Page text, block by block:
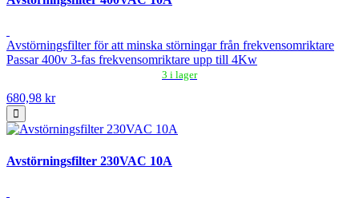
Avstörningsfilter för att minska störningar från frekvensomriktare
Passar 400v 3-fas frekvensomriktare upp till 4Kw
3 i lager
680,98 kr
Avstörningsfilter 230VAC 10A